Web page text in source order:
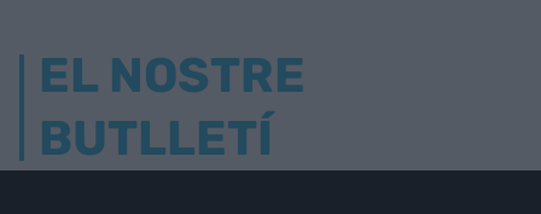
EL NOSTRE
BUTLLETÍ